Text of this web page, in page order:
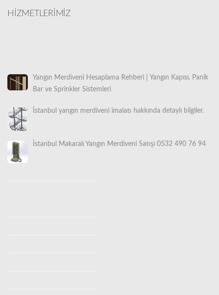
HİZMETLERİMİZ
Bar ve Sprinkler Sistemleri